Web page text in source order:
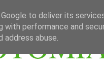
to deliver its
with performance and
abuse.